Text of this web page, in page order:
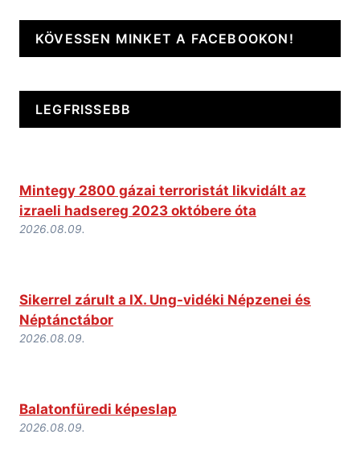
KÖVESSEN MINKET A FACEBOOKON!
LEGFRISSEBB
Mintegy 2800 gázai terroristát likvidált az
izraeli hadsereg 2023 októbere óta
2026.08.09.
Sikerrel zárult a IX. Ung-vidéki Népzenei és
Néptánctábor
2026.08.09.
Balatonfüredi képeslap
2026.08.09.